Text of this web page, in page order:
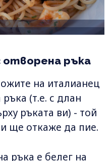
отворена ръка
на италианец
(т.е. с длан
ръката ви) - той
ще откаже да пие.
ръка е белег на